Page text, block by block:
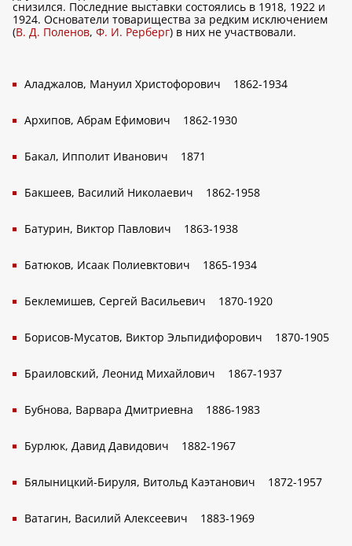
снизился. Последние выставки состоялись в 1918, 1922 и
1924. Основатели товарищества за редким исключением
(В. Д. Поленов, Ф. И. Рерберг) в них не участвовали.
Аладжалов, Мануил Христофорович 1862-1934
Архипов, Абрам Ефимович 1862-1930
Бакал, Ипполит Иванович 1871
Бакшеев, Василий Николаевич 1862-1958
Батурин, Виктор Павлович 1863-1938
Батюков, Исаак Полиевктович 1865-1934
Беклемишев, Сергей Васильевич 1870-1920
Борисов-Мусатов, Виктор Эльпидифорович 1870-1905
Браиловский, Леонид Михайлович 1867-1937
Бубнова, Варвара Дмитриевна 1886-1983
Бурлюк, Давид Давидович 1882-1967
Бялыницкий-Бируля, Витольд Каэтанович 1872-1957
Ватагин, Василий Алексеевич 1883-1969